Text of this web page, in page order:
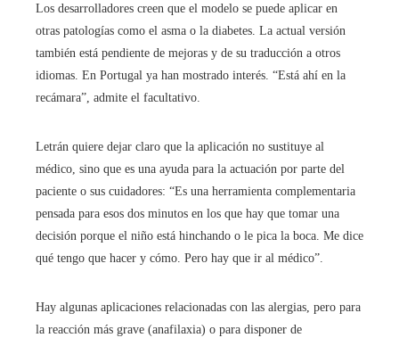
Los desarrolladores creen que el modelo se puede aplicar en
otras patologías como el asma o la diabetes. La actual versión
también está pendiente de mejoras y de su traducción a otros
idiomas. En Portugal ya han mostrado interés. “Está ahí en la
recámara”, admite el facultativo.
Letrán quiere dejar claro que la aplicación no sustituye al
médico, sino que es una ayuda para la actuación por parte del
paciente o sus cuidadores: “Es una herramienta complementaria
pensada para esos dos minutos en los que hay que tomar una
decisión porque el niño está hinchando o le pica la boca. Me dice
qué tengo que hacer y cómo. Pero hay que ir al médico”.
Hay algunas aplicaciones relacionadas con las alergias, pero para
la reacción más grave (anafilaxia) o para disponer de